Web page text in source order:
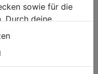
sowie für die
Durch deine
Drittanbieter,
verarbeitet.
stimmst du
Unter "Details